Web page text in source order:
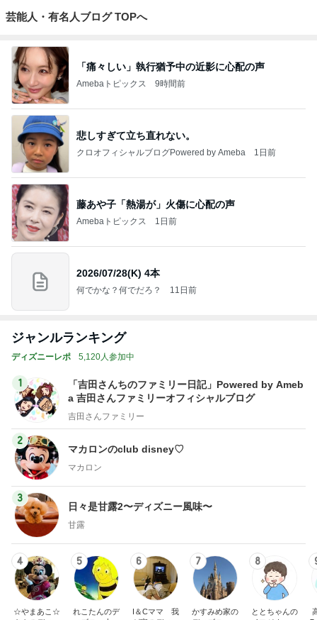
芸能人・有名人ブログ TOPへ
「痛々しい」執行猶予中の近影に心配の声
Amebaトピックス 9時間前
悲しすぎて立ち直れない。
クロオフィシャルブログPowered by Ameba 1日前
藤あや子「熱湯が」火傷に心配の声
Amebaトピックス 1日前
2026/07/28(K) 4本
何でかな？何でだろ？ 11日前
ジャンルランキング
ディズニーレポ 5,120人参加中
1
「吉田さんちのファミリー日記」Powered by Ameb
a 吉田さんファミリーオフィシャルブログ
吉田さんファミリー
2
マカロンのclub disney♡
マカロン
3
日々是甘露2〜ディズニー風味〜
甘露
4
☆やまあこ☆
5
れこたんのデ
6
I＆Cママ 我
7
かすみめ家の
8
ととちゃんの